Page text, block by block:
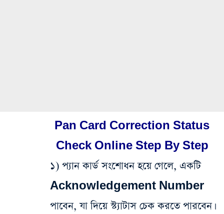
Pan Card Correction Status
Check Online Step By Step
১) প্যান কার্ড সংশোধন হয়ে গেলে, একটি
Acknowledgement Number
পাবেন, যা দিয়ে স্ট্যাটাস চেক করতে পারবেন।